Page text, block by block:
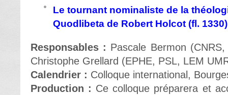
Le tournant nominaliste de la
Quodlibeta de Robert Holcot (fl.
Responsables : Pascale Bermon
Christophe Grellard (EPHE, PSL, LEM
Calendrier : Colloque international,
Production : Ce colloque préparera et